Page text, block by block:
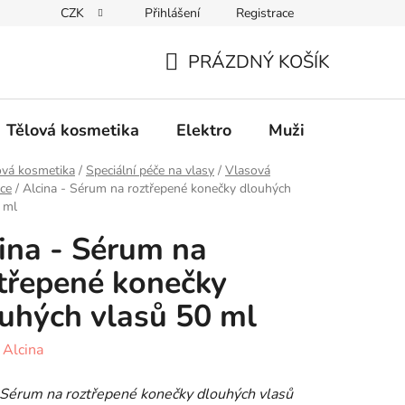
Elektro Děti Výhodný nákup
CZK Přihlášení Registrace
KOŠÍK
PRÁZDNÝ KOŠÍK
Tělová kosmetika Elektro Muži
kosmetika / Speciální péče na vlasy / Vlasová
/ Alcina - Sérum na roztřepené konečky dlouhých
ml
- Sérum na
konečky
vlasů 50 ml
Alcina
na roztřepené konečky dlouhých vlasů